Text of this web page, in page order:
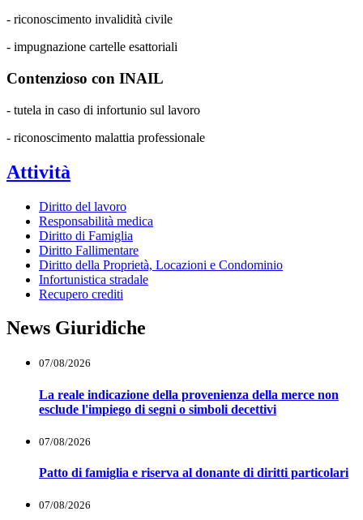
- riconoscimento invalidità civile
- impugnazione cartelle esattoriali
Contenzioso con INAIL
- tutela in caso di infortunio sul lavoro
- riconoscimento malattia professionale
Attività
Diritto del lavoro
Responsabilità medica
Diritto di Famiglia
Diritto Fallimentare
Diritto della Proprietà, Locazioni e Condominio
Infortunistica stradale
Recupero crediti
News Giuridiche
07/08/2026
La reale indicazione della provenienza della merce non
esclude l'impiego di segni o simboli decettivi
07/08/2026
Patto di famiglia e riserva al donante di diritti particolari
07/08/2026